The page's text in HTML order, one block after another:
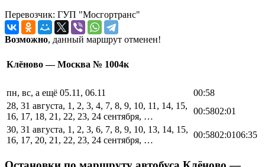
Перевозчик: ГУП "Мосгортранс"
Возможно, данный маршрут отменен!
Клёново — Москва № 1004к
пн, вс, а ещё 05.11, 06.11
00:58
28, 31 августа, 1, 2, 3, 4, 7, 8, 9, 10, 11, 14, 15,
16, 17, 18, 21, 22, 23, 24 сентября, …
00:5802:01
30, 31 августа, 1, 2, 3, 6, 7, 8, 9, 10, 13, 14, 15,
16, 17, 20, 21, 22, 23, 24 сентября, …
00:5802:0106:35